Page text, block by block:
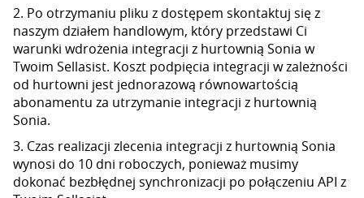
2. Po otrzymaniu pliku z dostępem skontaktuj się z
naszym działem handlowym, który przedstawi Ci
warunki wdrożenia integracji z hurtownią Sonia w
Twoim Sellasist. Koszt podpięcia integracji w zależności
od hurtowni jest jednorazową równowartością
abonamentu za utrzymanie integracji z hurtownią
Sonia.
3. Czas realizacji zlecenia integracji z hurtownią Sonia
wynosi do 10 dni roboczych, ponieważ musimy
dokonać bezbłędnej synchronizacji po połączeniu API z